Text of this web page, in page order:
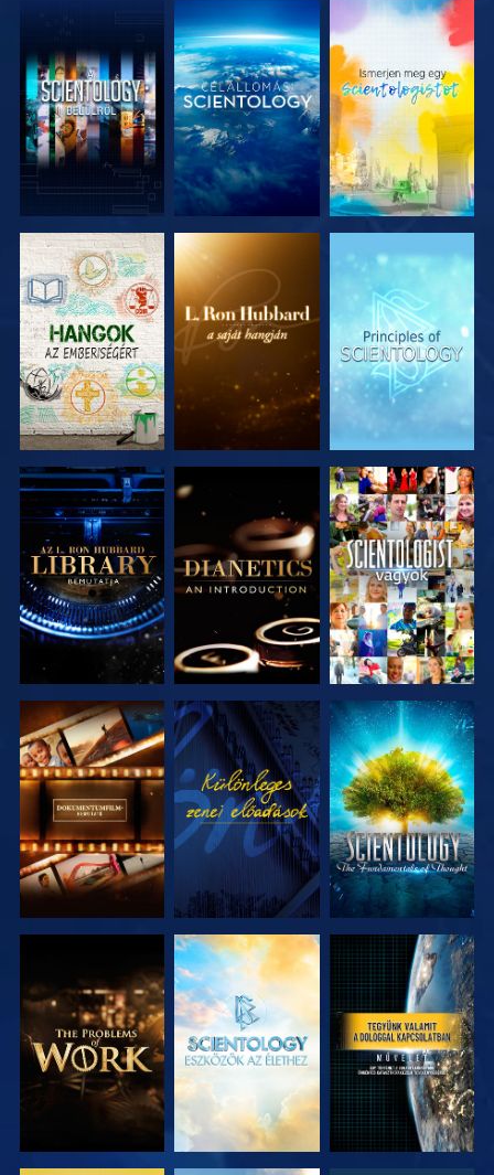
A SOROZAT
RÉSZEI
A SOROZAT
RÉSZEI
A SOROZAT
RÉSZEI
A SOROZAT
RÉSZEI
A SOROZAT
RÉSZEI
MŰSORNÉZÉS
A SOROZAT
RÉSZEI
MŰSORNÉZÉS
A SOROZAT
RÉSZEI
A SOROZAT
RÉSZEI
A SOROZAT
RÉSZEI
MŰSORNÉZÉS